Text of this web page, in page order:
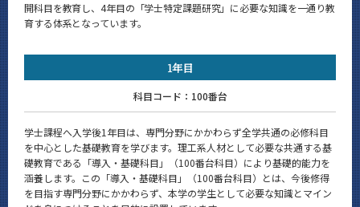
開科目を教育し、4年目の「学士特定課題研究」に必要な知識を一通り教
育する体系となっています。
1年目
科目コード：100番台
学士課程へ入学後1年目は、専門分野にかかわらず全学共通の必修科目
を中心とした基礎教育を学びます。理工系人材として必要な共通する基
礎教育である「導入・基礎科目」（100番台科目）により基礎的能力を
涵養します。この「導入・基礎科目」（100番台科目）とは、今後修得
を目指す専門分野にかかわらず、本学の学生として必要な知識とマイン
イベントカレンダー
サイト構成
学内向け情報
CLOSE